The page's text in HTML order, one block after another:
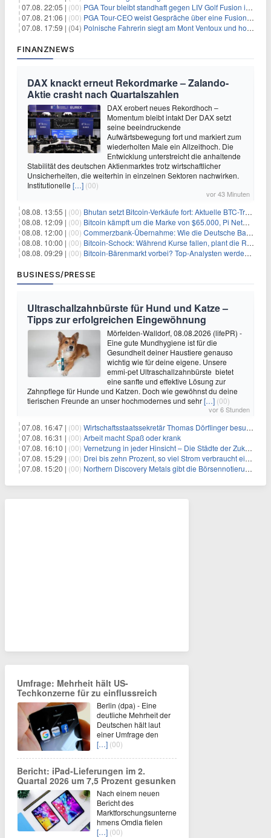
07.08. 22:05 | (00) PGA Tour bleibt standhaft gegen LIV Golf Fusion in einem sich wandelnden Sportumfeld
07.08. 21:06 | (00) PGA Tour-CEO weist Gespräche über eine Fusion mit LIV Golf zurück und bekräftigt die Wettbewerbslandschaft
07.08. 17:59 | (04) Polnische Fahrerin siegt am Mont Ventoux und holt Tour-Gelb
FINANZNEWS
DAX knackt erneut Rekordmarke – Zalando-
Aktie crasht nach Quartalszahlen
DAX erobert neues Rekordhoch –
Momentum bleibt intakt Der DAX setzt
seine beeindruckende
Aufwärtsbewegung fort und markiert zum
wiederholten Male ein Allzeithoch. Die
Entwicklung unterstreicht die anhaltende
Stabilität des deutschen Aktienmarktes trotz wirtschaftlicher
Unsicherheiten, die weiterhin in einzelnen Sektoren nachwirken.
Institutionelle […] (00)
vor 43 Minuten
08.08. 13:55 | (00) Bhutan setzt Bitcoin-Verkäufe fort: Aktuelle BTC-Transaktionen
08.08. 12:09 | (00) Bitcoin kämpft um die Marke von $65.000, Pi Network gewinnt an Unterstützung
08.08. 12:00 | (00) Commerzbank-Übernahme: Wie die Deutsche Bank im Schatten zum großen Gewinner wird
08.08. 10:00 | (00) Bitcoin-Schock: Während Kurse fallen, plant die Regierung die Steuer-Bombe
08.08. 09:29 | (00) Bitcoin-Bärenmarkt vorbei? Top-Analysten werden optimistisch, aber die Geschichte sagt etwas anderes
BUSINESS/PRESSE
Ultraschallzahnbürste für Hund und Katze –
Tipps zur erfolgreichen Eingewöhnung
Mörfelden-Walldorf, 08.08.2026 (lifePR) -
Eine gute Mundhygiene ist für die
Gesundheit deiner Haustiere genauso
wichtig wie für deine eigene. Unsere
emmi-pet Ultraschallzahnbürste bietet
eine sanfte und effektive Lösung zur
Zahnpflege für Hunde und Katzen. Doch wie gewöhnst du deine
tierischen Freunde an unser hochmodernes und sehr[…] (00)
vor 6 Stunden
07.08. 16:47 | (00) Wirtschaftsstaatssekretär Thomas Dörflinger besucht Handwerksbetrieb im Kammerbezirk Freiburg
07.08. 16:31 | (00) Arbeit macht Spaß oder krank
07.08. 16:10 | (00) Vernetzung in jeder Hinsicht – Die Städte der Zukunft sind grün-blau
07.08. 15:29 | (00) Drei bis zehn Prozent, so viel Strom verbraucht ein Aufzug im Gebäude
07.08. 15:20 | (00) Northern Discovery Metals gibt die Börsennotierung an der Frankfurter Wertpapierbörse bekannt
Umfrage: Mehrheit hält US-
Techkonzerne für zu einflussreich
Berlin (dpa) - Eine
deutliche Mehrheit der
Deutschen hält laut
einer Umfrage den
[…] (00)
Bericht: iPad-Lieferungen im 2.
Quartal 2026 um 7,5 Prozent gesunken
Nach einem neuen
Bericht des
Marktforschungsunterne
hmens Omdia fielen
[…] (00)